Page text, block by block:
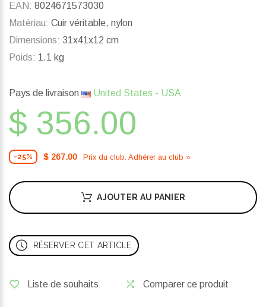
EAN: 8024671573030
Matériau: Cuir véritable, nylon
Dimensions: 31x41x12 cm
Poids: 1.1 kg
Pays de livraison United States - USA
$ 356.00
-25% $ 267.00 Prix ​​du club. Adhérer au club »
AJOUTER AU PANIER
RÉSERVER CET ARTICLE
Liste de souhaits Comparer ce produit